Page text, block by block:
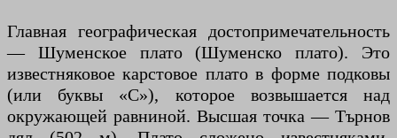
Главная географическая достопримечательность
— Шуменское плато (Шуменско плато). Это
известняковое карстовое плато в форме подковы
(или буквы «С»), которое возвышается над
окружающей равниной. Высшая точка — Търнов